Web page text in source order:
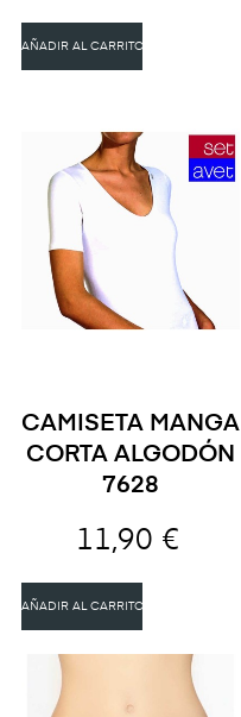
AÑADIR AL CARRITO
CAMISETA MANGA
CORTA ALGODÓN
7628
11,90 €
AÑADIR AL CARRITO